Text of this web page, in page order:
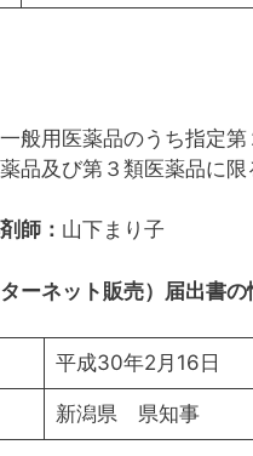
一般用医薬品のうち指定第
品及び第３類医薬品に限
師： 山下まり子
ーネット販売）届出書の
平成30年2月16日
新潟県 県知事